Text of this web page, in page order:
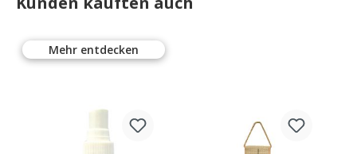
Mehr entdecken